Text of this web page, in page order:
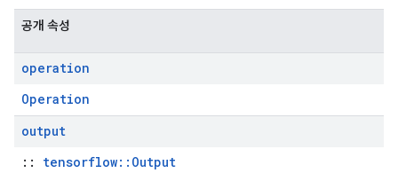
공개 속성
operation
Operation
output
:: tensorflow::Output